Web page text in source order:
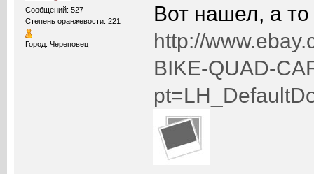
Сообщений: 527
Степень оранжевости: 221
Город: Череповец
Вот нашел, а то
http://
BIKE-QUAD-